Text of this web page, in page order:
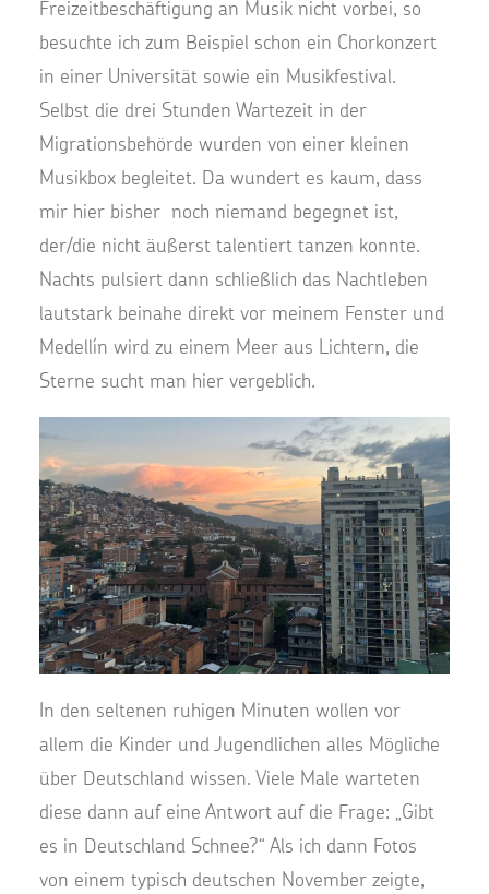
Freizeitbeschäftigung an Musik nicht vorbei, so
besuchte ich zum Beispiel schon ein Chorkonzert
in einer Universität sowie ein Musikfestival.
Selbst die drei Stunden Wartezeit in der
Migrationsbehörde wurden von einer kleinen
Musikbox begleitet. Da wundert es kaum, dass
mir hier bisher noch niemand begegnet ist,
der/die nicht äußerst talentiert tanzen konnte.
Nachts pulsiert dann schließlich das Nachtleben
lautstark beinahe direkt vor meinem Fenster und
Medellín wird zu einem Meer aus Lichtern, die
Sterne sucht man hier vergeblich.
In den seltenen ruhigen Minuten wollen vor
allem die Kinder und Jugendlichen alles Mögliche
über Deutschland wissen. Viele Male warteten
diese dann auf eine Antwort auf die Frage: „Gibt
es in Deutschland Schnee?“ Als ich dann Fotos
von einem typisch deutschen November zeigte,